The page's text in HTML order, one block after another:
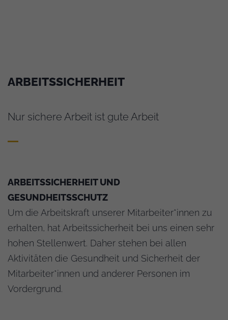
ARBEITSSICHERHEIT
Nur sichere Arbeit ist gute Arbeit
ARBEITSSICHERHEIT UND
GESUNDHEITSSCHUTZ
Um die Arbeitskraft unserer Mitarbeiter*innen zu
erhalten, hat Arbeitssicherheit bei uns einen sehr
hohen Stellenwert. Daher stehen bei allen
Aktivitäten die Gesundheit und Sicherheit der
Mitarbeiter*innen und anderer Personen im
Vordergrund.